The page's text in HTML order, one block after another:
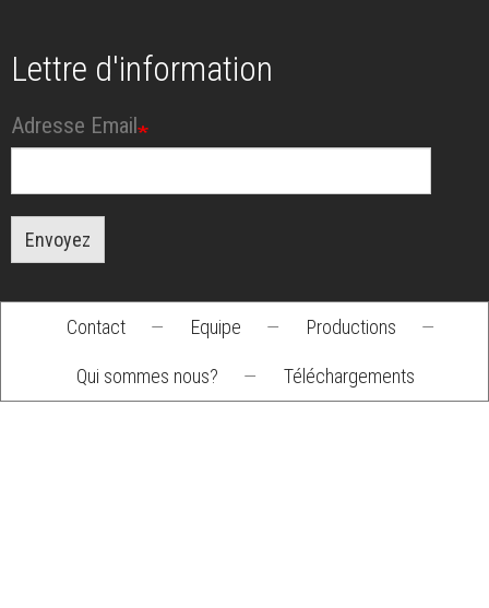
Lettre d'information
Adresse Email
Envoyez
Footer
menu
Contact — Equipe — Productions —
Qui sommes nous? — Téléchargements